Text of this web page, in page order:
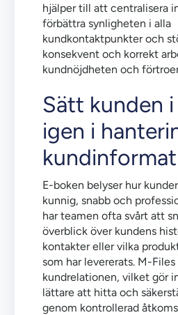
hjälper till att centralisera
förbättra synligheten i alla
kundkontaktpunkter och
konsekvent och korrekt
kundnöjdheten och
Sätt kunden
igen i
E-boken belyser hur
kunnig, snabb och
har teamen ofta svårt att
överblick över kundens
kontakter eller vilka
som har levererats. M-
kundrelationen, vilket gör
lättare att hitta och
genom kontrollerad